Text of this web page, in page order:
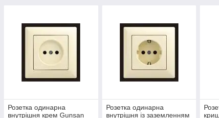
Розетка одинарна
внутрішня крем Gunsan
Розетка одинарна
внутрішня із заземленням